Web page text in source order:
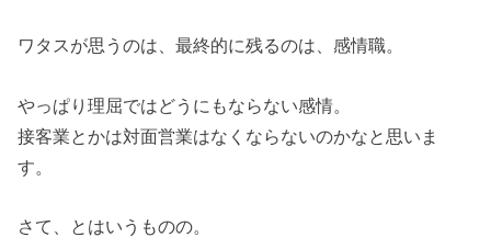
ワタスが思うのは、最終的に残るのは、感情職。
やっぱり理屈ではどうにもならない感情。
接客業とかは対面営業はなくならないのかなと思いま
す。
さて、とはいうものの。